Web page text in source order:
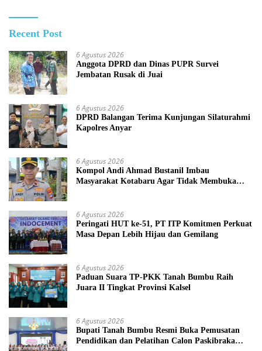
Recent Post
6 Agustus 2026
Anggota DPRD dan Dinas PUPR Survei
Jembatan Rusak di Juai
6 Agustus 2026
DPRD Balangan Terima Kunjungan Silaturahmi
Kapolres Anyar
6 Agustus 2026
Kompol Andi Ahmad Bustanil Imbau
Masyarakat Kotabaru Agar Tidak Membuka
6 Agustus 2026
Peringati HUT ke-51, PT ITP Komitmen Perkuat
Masa Depan Lebih Hijau dan Gemilang
6 Agustus 2026
Paduan Suara TP-PKK Tanah Bumbu Raih
Juara II Tingkat Provinsi Kalsel
6 Agustus 2026
Bupati Tanah Bumbu Resmi Buka Pemusatan
Pendidikan dan Pelatihan Calon Paskibraka